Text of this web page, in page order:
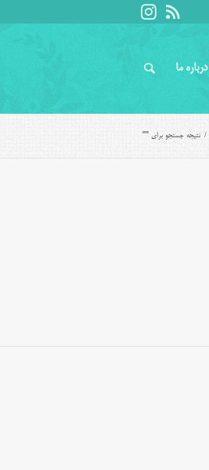
درباره ما
/ نتیجه جستجو برای ""